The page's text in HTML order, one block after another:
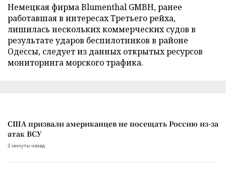
Немецкая фирма Blumenthal GMBH, ранее
работавшая в интересах Третьего рейха,
лишилась нескольких коммерческих судов в
результате ударов беспилотников в районе
Одессы, следует из данных открытых ресурсов
мониторинга морского трафика.
США призвали американцев не посещать Россию из-за
атак ВСУ
2 минуты назад